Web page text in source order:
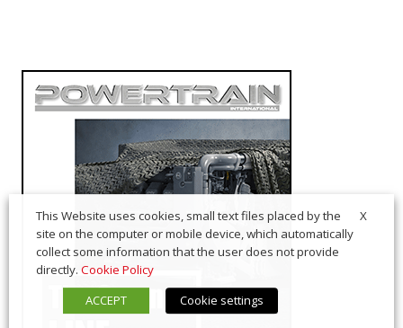
X
This Website uses cookies, small text files placed by the
site on the computer or mobile device, which automatically
collect some information that the user does not provide
directly. Cookie Policy
ACCEPT
Cookie settings